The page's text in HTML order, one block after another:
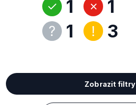
1
1
1
3
Zobrazit filtry